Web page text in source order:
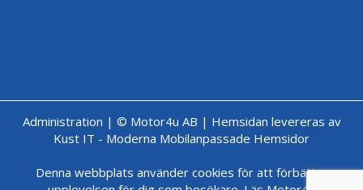
Administration | © Motor4u AB | Hemsidan levereras av
Kust IT - Moderna Mobilanpassade Hemsidor
Denna webbplats använder cookies för att förbättra